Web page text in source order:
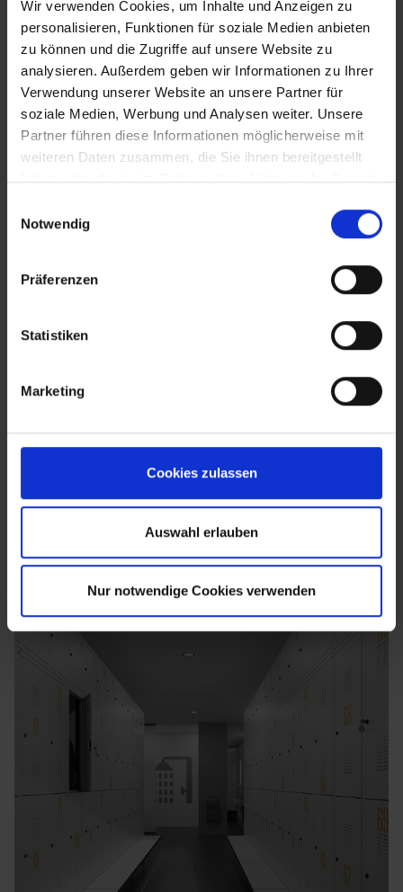
Wir verwenden Cookies, um Inhalte und Anzeigen zu
personalisieren, Funktionen für soziale Medien anbieten
zu können und die Zugriffe auf unsere Website zu
analysieren. Außerdem geben wir Informationen zu Ihrer
Verwendung unserer Website an unsere Partner für
soziale Medien, Werbung und Analysen weiter. Unsere
Partner führen diese Informationen möglicherweise mit
weiteren Daten zusammen, die Sie ihnen bereitgestellt
haben oder die sie im Rahmen Ihrer Nutzung der Dienste
Notwendig
Präferenzen
Statistiken
Marketing
Cookies zulassen
Auswahl erlauben
Nur notwendige Cookies verwenden